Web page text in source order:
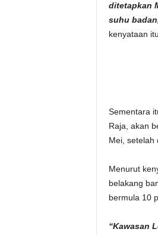
ditetapkan
suhu
kenyataan itu.
Sementara
Raja, akan
Mei, setelah
Menurut
belakang
bermula 10
“Kawasan